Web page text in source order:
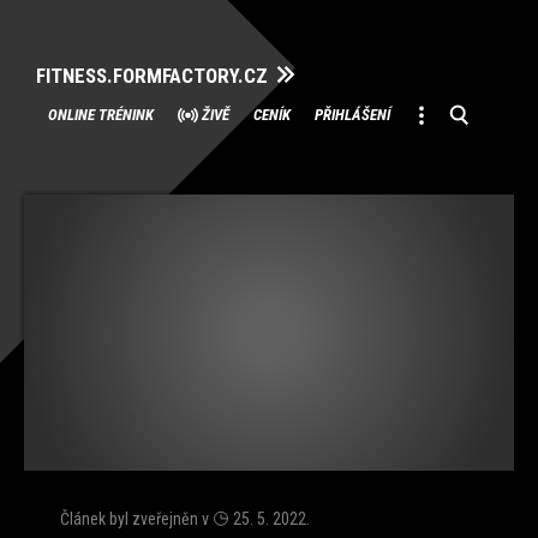
FITNESS.FORMFACTORY.CZ
Přeskočit
na
ONLINE TRÉNINK ŽIVĚ CENÍK PŘIHLÁŠENÍ
Článek byl zveřejněn v 25. 5. 2022